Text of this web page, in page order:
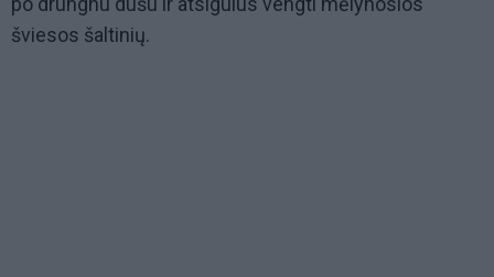
šviesos šaltinių.